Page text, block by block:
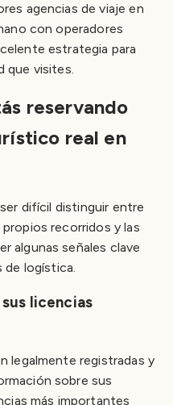
agencias de viaje en
con operadores
estrategia para
que visites.
reservando
real en
difícil distinguir entre
recorridos y las
algunas señales clave
de logística.
licencias
legalmente registradas y
sobre sus
más importantes